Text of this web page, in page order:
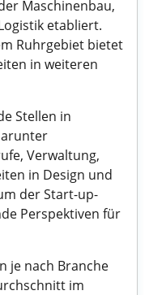
Maschinenbau,
etabliert.
Ruhrgebiet bietet
in weiteren
Stellen in
Verwaltung,
in Design und
der Start-up-
Perspektiven für
je nach Branche
im